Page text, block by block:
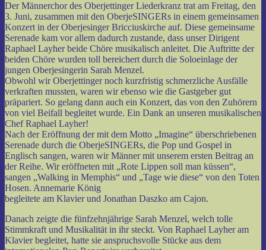
Der Männerchor des Oberjettinger Liederkranz trat am Freitag, den
3. Juni, zusammen mit den OberjeSINGERs in einem gemeinsamen
Konzert in der Oberjesinger Bricciuskirche auf. Diese gemeinsame
Serenade kam vor allem dadurch zustande, dass unser Dirigent
Raphael Layher beide Chöre musikalisch anleitet. Die Auftritte der
beiden Chöre wurden toll bereichert durch die Soloeinlage der
jungen Oberjesingerin Sarah Menzel.
Obwohl wir Oberjettinger noch kurzfristig schmerzliche Ausfälle
verkraften mussten, waren wir ebenso wie die Gastgeber gut
präpariert. So gelang dann auch ein Konzert, das von den Zuhörern
von viel Beifall begleitet wurde. Ein Dank an unseren musikalischen
Chef Raphael Layher!
Nach der Eröffnung der mit dem Motto „Imagine“ überschriebenen
Serenade durch die OberjeSINGERs, die Pop und Gospel in
Englisch sangen, waren wir Männer mit unserem ersten Beitrag an
der Reihe. Wir eröffneten mit „Rote Lippen soll man küssen“,
sangen „Walking in Memphis“ und „Tage wie diese“ von den Toten
Hosen. Annemarie König
begleitete am Klavier und Jonathan Daszko am Cajon.
Danach zeigte die fünfzehnjährige Sarah Menzel, welch tolle
Stimmkraft und Musikalität in ihr steckt. Von Raphael Layher am
Klavier begleitet, hatte sie anspruchsvolle Stücke aus dem